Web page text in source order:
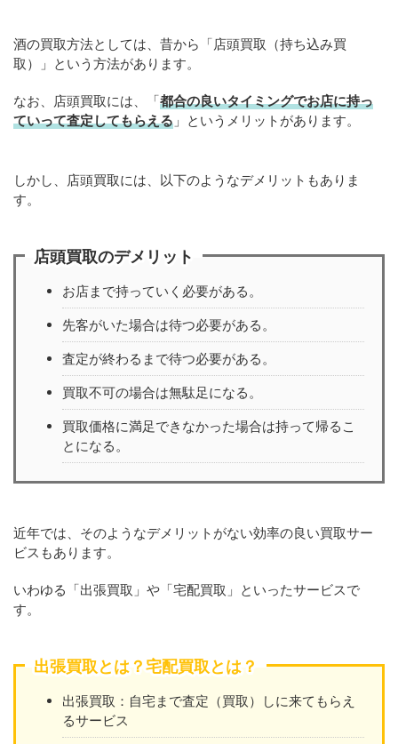
酒の買取方法としては、昔から「店頭買取（持ち込み買
取）」という方法があります。
なお、店頭買取には、「都合の良いタイミングでお店に持っ
ていって査定してもらえる 」というメリットがあります。
しかし、店頭買取には、以下のようなデメリットもありま
す。
店頭買取のデメリット
お店まで持っていく必要がある。
先客がいた場合は待つ必要がある。
査定が終わるまで待つ必要がある。
買取不可の場合は無駄足になる。
買取価格に満足できなかった場合は持って帰るこ
とになる。
近年では、そのようなデメリットがない効率の良い買取サー
ビスもあります。
いわゆる「出張買取」や「宅配買取」といったサービスで
す。
出張買取とは？宅配買取とは？
出張買取：自宅まで査定（買取）しに来てもらえ
るサービス